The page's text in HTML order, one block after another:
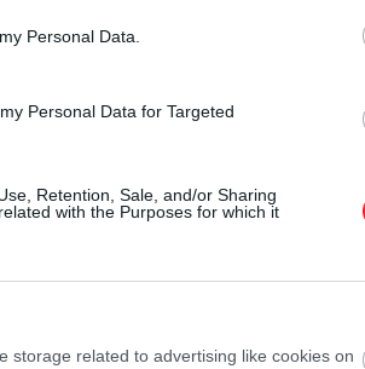
Personal Data.
Personal Data for Targeted
Retention, Sale, and/or Sharing
with the Purposes for which it
storage related to advertising like cookies on
legtöbbször az
fedélzeten
kutya utazott a